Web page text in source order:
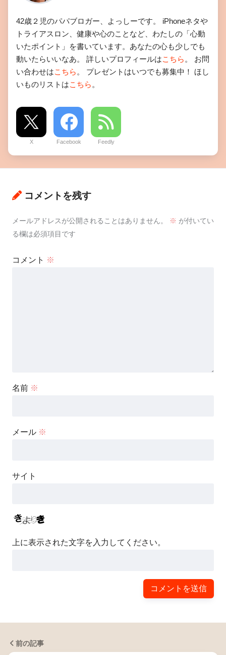
42歳２児のパパブロガー、よっしーです。 iPhoneネタや
トライアスロン、健康や心のことなど、わたしの「心動
いたポイント」を書いています。あなたの心も少しでも
動いたらいいなあ。 詳しいプロフィールはこちら 。 お問
い合わせはこちら 。 プレゼントはいつでも募集中！ ほし
いものリストはこちら 。
X Facebook Feedly
コメントを残す
メールアドレスが公開されることはありません。 ※ が付いてい
る欄は必須項目です
コメント ※
名前 ※
メール ※
サイト
上に表示された文字を入力してください。
前の記事